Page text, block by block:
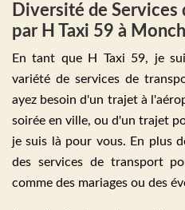
Diversité de
par H Taxi 59 à
En tant que H Taxi 59, je
variété de services de
ayez besoin d'un trajet à
soirée en ville, ou d'un trajet
je suis là pour vous. En plus
des services de transport
comme des mariages ou des